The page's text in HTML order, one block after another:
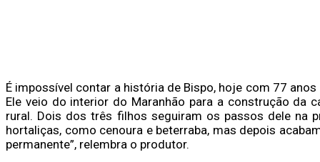
É impossível contar a história de Bispo, hoje com 77
Ele veio do interior do Maranhão para a construção da
rural. Dois dos três filhos seguiram os passos dele na
hortaliças, como cenoura e beterraba, mas depois
permanente”, relembra o produtor.